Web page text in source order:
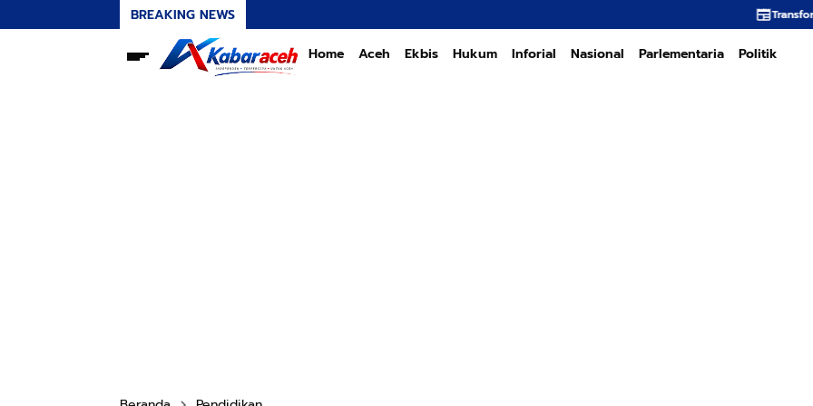
BREAKING NEWS Transformasi PT PEMA
Home Aceh Ekbis Hukum Inforial Nasional Parlementaria Politik